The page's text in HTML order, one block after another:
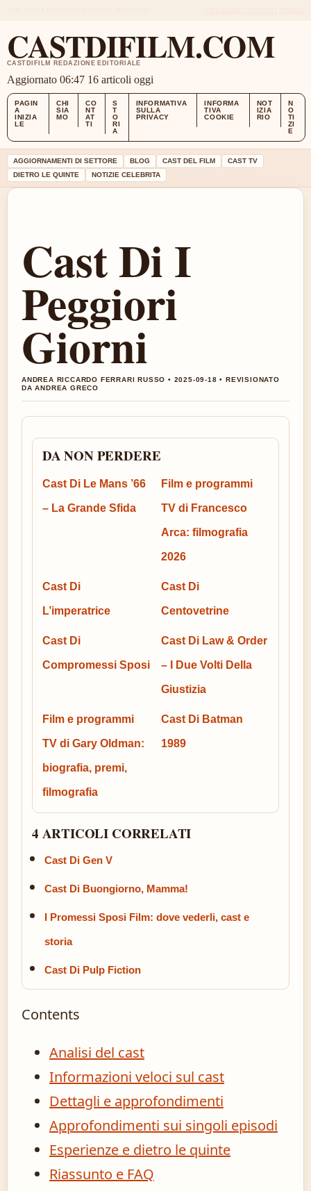
CASTDIFILM.COM
CASTDIFILM REDAZIONE EDITORIALE
Aggiornato 06:47 16 articoli oggi
PAGIN
A
INIZIA
LE
CHI
SIA
MO
CO
NT
AT
TI
S
T
O
RI
A
INFORMATIVA
SULLA
PRIVACY
INFORMA
TIVA
COOKIE
NOT
IZIA
RIO
N
O
TI
ZI
E
AGGIORNAMENTI DI SETTORE BLOG CAST DEL FILM
CAST TV
DIETRO LE QUINTE
NOTIZIE CELEBRITA
Cast Di I
Peggiori
Giorni
ANDREA RICCARDO FERRARI RUSSO • 2025-09-18 • REVISIONATO
DA ANDREA GRECO
DA NON PERDERE
Cast Di Le Mans ’66
– La Grande Sfida
Film e programmi
TV di Francesco
Arca: filmografia
2026
Cast Di
L’imperatrice
Cast Di
Centovetrine
Cast Di
Compromessi Sposi
Cast Di Law & Order
– I Due Volti Della
Giustizia
Film e programmi
TV di Gary Oldman:
biografia, premi,
filmografia
Cast Di Batman
1989
4 ARTICOLI CORRELATI
Cast Di Gen V
Cast Di Buongiorno, Mamma!
I Promessi Sposi Film: dove vederli, cast e
storia
Cast Di Pulp Fiction
Contents
Analisi del cast
Informazioni veloci sul cast
Dettagli e approfondimenti
Approfondimenti sui singoli episodi
Esperienze e dietro le quinte
Riassunto e FAQ